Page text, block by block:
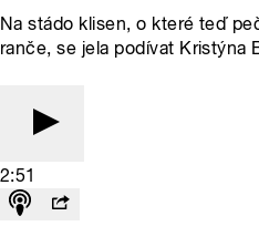
Na stádo klisen, o které teď
ranče, se jela podívat Kristýna
2:51